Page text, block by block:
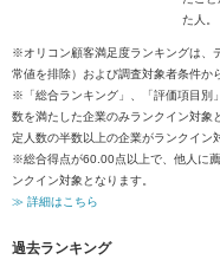
た人。
※オリコン顧客満足度ランキングは、
常値を排除）および調査対象者条件か
※「総合ランキング」、「評価項目別
数を満たした企業のみランクイン対象
定人数の半数以上の企業がランクイン
※総合得点が60.00点以上で、他人に
ンクイン対象となります。
≫ 詳細はこちら
過去ランキング